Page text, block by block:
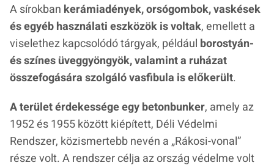
A sírokban kerámiadények, orsógombok, vaskések
és egyéb használati eszközök is voltak, emellett a
viselethez kapcsolódó tárgyak, például borostyán-
és színes üveggyöngyök, valamint a ruházat
összefogására szolgáló vasfibula is előkerült.
A terület érdekessége egy betonbunker, amely az
1952 és 1955 között kiépített, Déli Védelmi
Rendszer, közismertebb nevén a„Rákosi-vonal”
része volt. A rendszer célja az ország védelme volt